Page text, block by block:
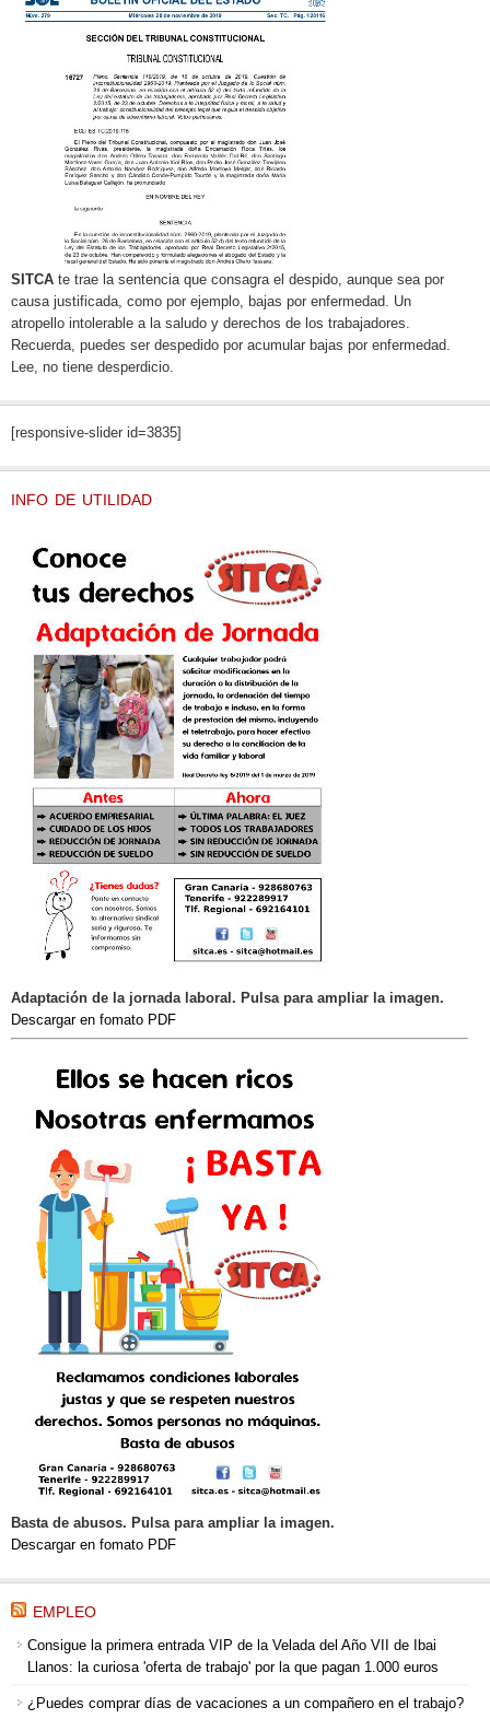
SITCA te trae la sentencia que consagra el despido, aunque sea por
causa justificada, como por ejemplo, bajas por enfermedad. Un
atropello intolerable a la saludo y derechos de los trabajadores.
Recuerda, puedes ser despedido por acumular bajas por enfermedad.
Lee, no tiene desperdicio.
[responsive-slider id=3835]
INFO DE UTILIDAD
Adaptación de la jornada laboral. Pulsa para ampliar la imagen.
Descargar en fomato PDF
Basta de abusos. Pulsa para ampliar la imagen.
Descargar en fomato PDF
EMPLEO
Consigue la primera entrada VIP de la Velada del Año VII de Ibai
Llanos: la curiosa 'oferta de trabajo' por la que pagan 1.000 euros
¿Puedes comprar días de vacaciones a un compañero en el trabajo?